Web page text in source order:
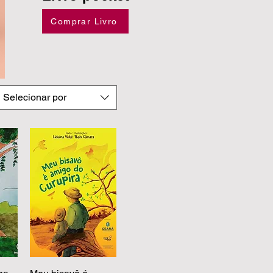
Selecionar por
Comprar Livro